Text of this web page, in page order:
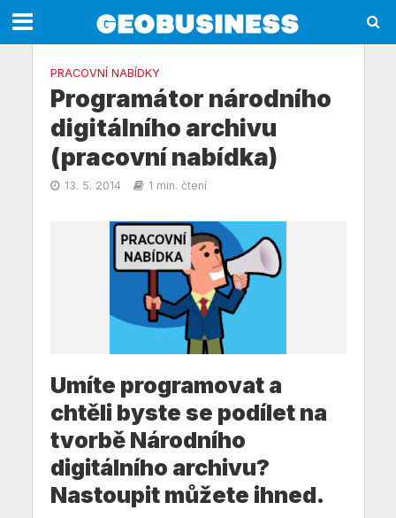
PRACOVNÍ NABÍDKY
Programátor národního
digitálního archivu
(pracovní nabídka)
13. 5. 2014 1 min. čtení
Umíte programovat a
chtěli byste se podílet na
tvorbě Národního
digitálního archivu?
Nastoupit můžete ihned.